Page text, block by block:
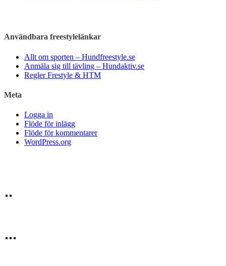
Användbara freestylelänkar
Allt om sporten – Hundfreestyle.se
Anmäla sig till tävling – Hundaktiv.se
Regler Frestyle & HTM
Meta
Logga in
Flöde för inlägg
Flöde för kommentarer
WordPress.org